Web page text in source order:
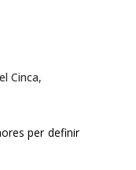
Cinca,
per definir